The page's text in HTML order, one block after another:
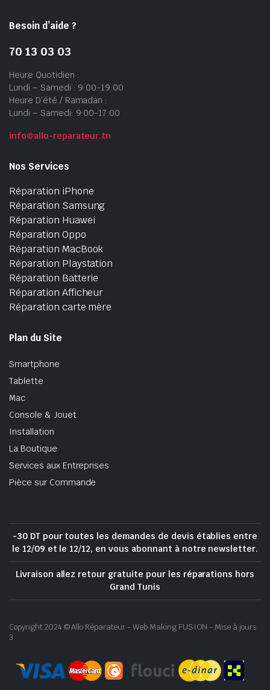
Besoin d’aide ?
70 13 03 03
Heure Quotidien :
Lundi – Samedi : 9:00-19:00
Heure D’été / Ramadan :
Lundi – Samedi: 9:00-17:00
info@allo-reparateur.tn
Nos Services
Réparation iPhone
Réparation Samsung
Réparation Huawei
Réparation Oppo
Réparation MacBook
Réparation Playstation
Réparation Batterie
Réparation Afficheur
Réparation carte mère
Plan du Site
Smartphone
Tablette
Mac
Console & Jouet
Installation
La Boutique
Services aux Entreprises
Pièce sur Commande
-30 DT pour toutes les demandes de devis établies entre
le 12/09 et le 12/12, en vous abonnant à notre newsletter.
Livraison allez retour gratuite pour les réparations hors
Grand Tunis
Copyright 2024 © Allo Réparateur - Web Making FUSION - Mise à jours
3